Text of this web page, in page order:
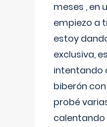
meses , en
empiezo a
estoy
exclusiva,
intentando
biberón
probé